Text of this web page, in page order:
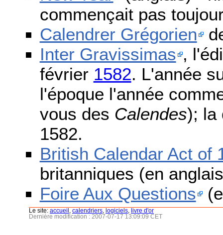
commençait pas
Calendrer Grégorien
Inter Gravissimas ,
février 1582. L'année
l'époque l'année
vous des Calendes); la
1582.
British Calendar Act of
britanniques (en
Foire Aux Questions
Le site: accueil calendriers logiciels
livre d'or
Dernière modification : 2007-07-17 13:09:09 CET